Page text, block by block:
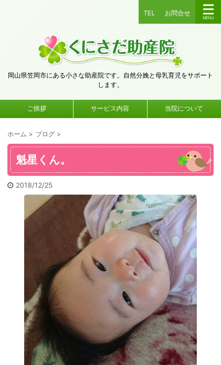
TEL お問合せ
岡山県笠岡市にある小さな助産院です。自然分娩と母乳育児をサポート
します。
ご挨拶 サービス内容 当院について
ホーム > ブログ >
魁星くん。
2018/12/25